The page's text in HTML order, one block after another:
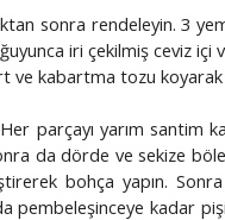
sonra rendeleyin. 3
iri çekilmiş ceviz
ve kabartma tozu
parçayı yarım santim
da dörde ve sekize
bohça yapın.
pembeleşinceye kadar